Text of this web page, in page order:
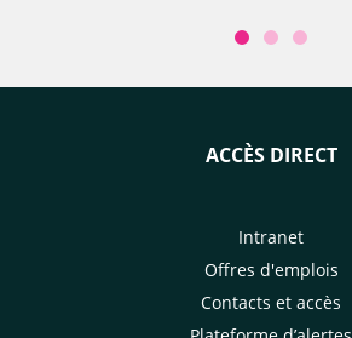
ACCÈS DIRECT
Intranet
Offres d'emplois
Contacts et accès